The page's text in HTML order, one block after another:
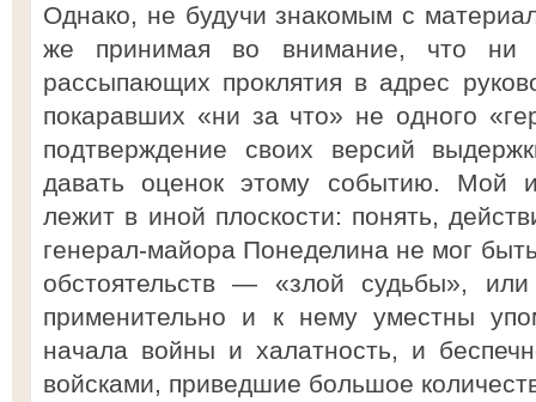
Однако, не будучи знакомым с
же принимая во внимание, что ни
рассыпающих проклятия в адрес
покаравших «ни за что» не одного
подтверждение своих версий
давать оценок этому событию. Мой
лежит в иной плоскости: понять,
генерал-майора Понеделина не мог
обстоятельств — «злой судьбы», или
применительно и к нему уместны
начала войны и халатность, и
войсками, приведшие большое